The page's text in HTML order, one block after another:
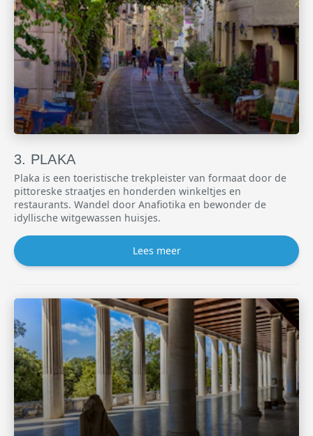
PLAKA
Plaka is een toeristische trekpleister van formaat door de
pittoreske straatjes en honderden winkeltjes en
restaurants. Wandel door Anafiotika en bewonder de
idyllische witgewassen huisjes.
Lees meer